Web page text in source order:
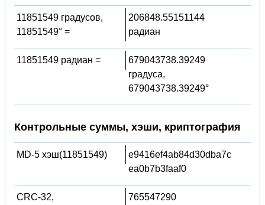
11851549 градусов,
11851549° =
206848.55151144
радиан
11851549 радиан =
679043738.39249
градуса,
679043738.39249°
Контрольные суммы, хэши, криптография
MD-5 хэш(11851549)
e9416ef4ab84d30dba7c
ea0b7b3faaf0
CRC-32,
765547290